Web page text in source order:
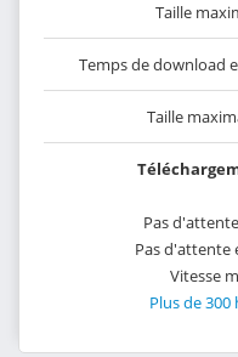
Taille
Temps de download
Taille
Pas
Pas d'attente
Vitesse
Plus de